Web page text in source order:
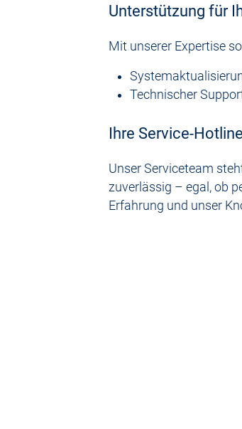
Unterstützung für
Mit unserer Expertise
Technischer
Ihre Service-Hotline
Unser Serviceteam
zuverlässig – egal, ob
Erfahrung und unser